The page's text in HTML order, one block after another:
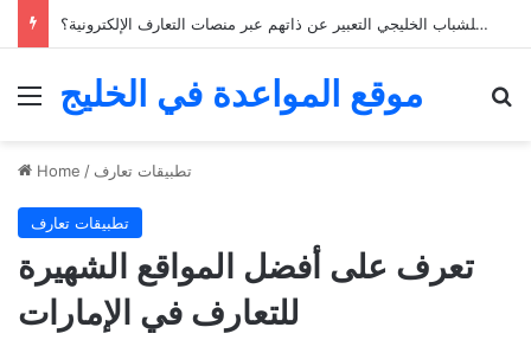
كيف يمكن للشباب الخليجي التعبير عن ذاتهم عبر منصات التعارف الإلكترونية؟
Menu
موقع المواعدة في الخليج
Home / تطبيقات تعارف
تطبيقات تعارف
تعرف على أفضل المواقع الشهيرة
للتعارف في الإمارات